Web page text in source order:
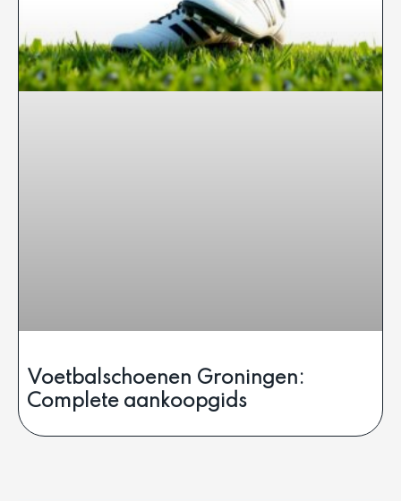
Voetbalschoenen Groningen:
Complete aankoopgids